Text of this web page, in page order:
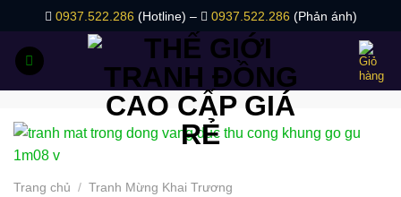
nội
dung
0937.522.286 (Hotline) – 0937.522.286 (Phản ánh)
Trang chủ / Tranh Mừng Khai Trương